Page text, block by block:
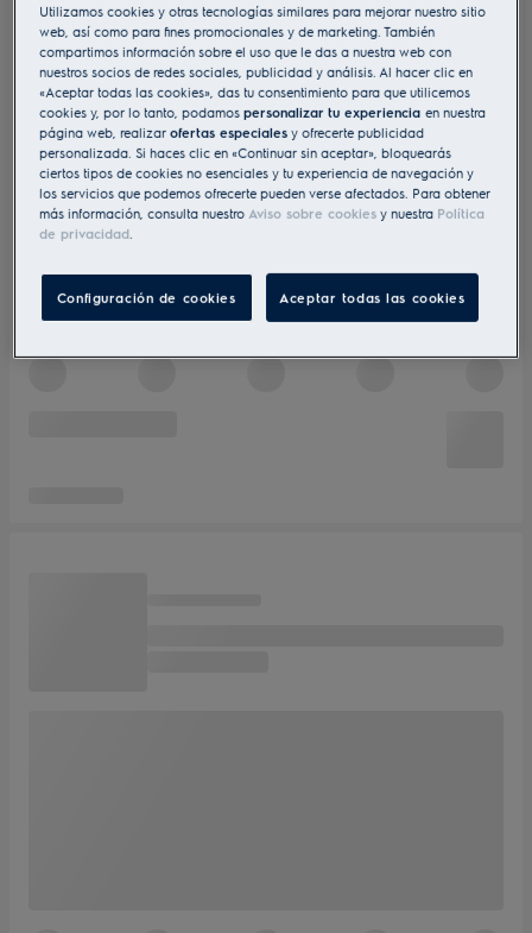
Utilizamos cookies y otras tecnologías similares para mejorar nuestro sitio
web, así como para fines promocionales y de marketing. También
compartimos información sobre el uso que le das a nuestra web con
nuestros socios de redes sociales, publicidad y análisis. Al hacer clic en
«Aceptar todas las cookies», das tu consentimiento para que utilicemos
cookies y, por lo tanto, podamospersonalizar tu experienciaen nuestra
página web, realizarofertas especiales y ofrecerte publicidad
personalizada. Si haces clic en «Continuar sin aceptar», bloquearás
ciertos tipos de cookies no esenciales y tu experiencia de navegación y
los servicios que podemos ofrecerte pueden verse afectados. Para obtener
más información, consulta nuestro Aviso sobre cookies y nuestra Política
de privacidad.
Configuración de cookies Aceptar todas las cookies